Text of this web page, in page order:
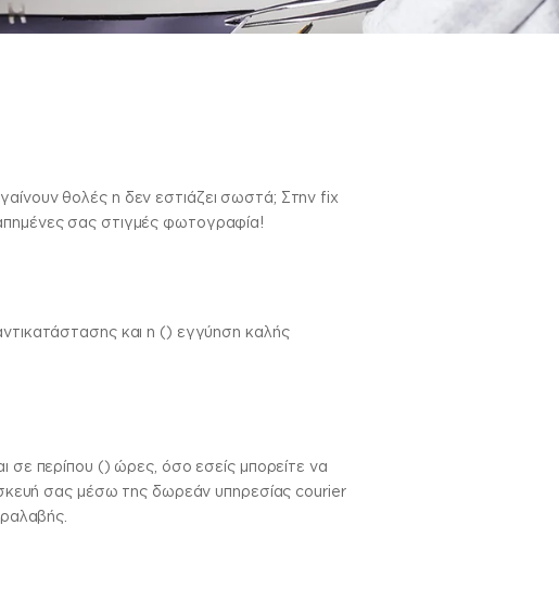
θολές η δεν εστιάζει σωστά; Στην fix
σας στιγμές φωτογραφία!
και η () εγγύηση καλής
περίπου () ώρες, όσο εσείς μπορείτε να
σας μέσω της δωρεάν υπηρεσίας courier